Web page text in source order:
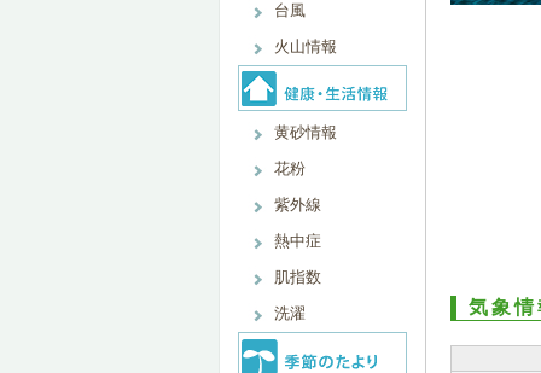
台風
火山情報
黄砂情報
花粉
紫外線
熱中症
肌指数
洗濯
気象情